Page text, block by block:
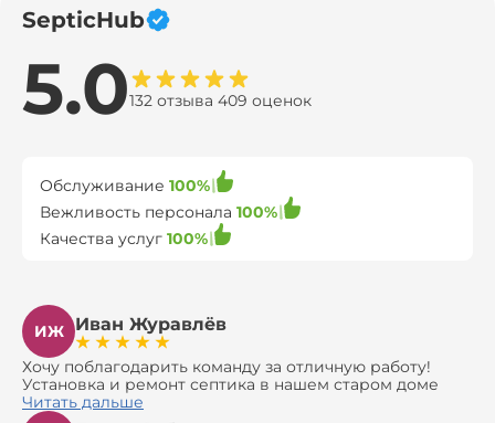
SepticHub
5.0132 отзыва 409 оценок
Обслуживание 100%
Вежливость персонала 100%
Качества услуг 100%
ИЖ Иван Журавлёв
Хочу поблагодарить команду за отличную работу!
Установка и ремонт септика в нашем старом доме
оказались сложной задачей, но ребята справились на
Читать дальше